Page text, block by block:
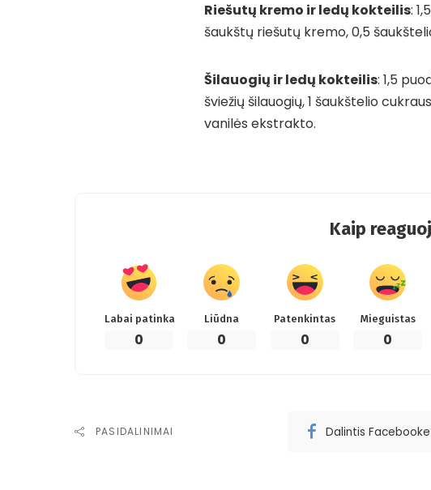
Riešutų kremo ir ledų kokteilis:
šaukštų riešutų kremo, 0,5
Šilauogių ir ledų kokteilis: 1,5
šviežių šilauogių, 1 šaukštelio
vanilės ekstrakto.
Kaip
Labai patinka
0
Liūdna
0
Patenkintas
0
Mieguistas
0
PASIDALINIMAI Dalintis Facebooke